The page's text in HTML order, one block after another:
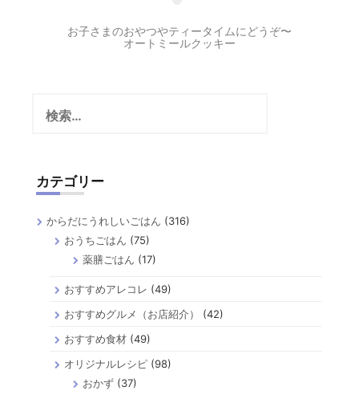
お子さまのおやつやティータイムにどうぞ〜
オートミールクッキー
カテゴリー
からだにうれしいごはん (316)
おうちごはん (75)
薬膳ごはん (17)
おすすめアレコレ (49)
おすすめグルメ（お店紹介）
(42)
おすすめ食材 (49)
オリジナルレシピ (98)
おかず(37)